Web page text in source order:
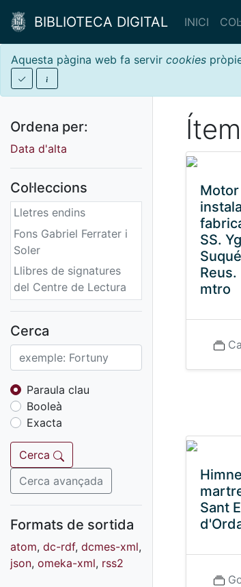
BIBLIOTECA DIGITAL INICI
Aquesta pàgina web fa servir cookies
Ordena per:
Data d'alta
Col·leccions
Lletres endins
Fons Gabriel Ferrater i
Soler
Llibres de signatures
del Centre de Lectura
Fons sonor de Ràdio
Reus
Cartells
Fons audiovisual
Fons local
Fons sonor
Goigs
Fons fotogràfic
Fons d'art
Cerca
Paraula clau
Booleà
Exacta
Cerca
Cerca avançada
Formats de sortida
atom, dc-rdf, dcmes-xml,
json, omeka-xml, rss2
SS.
Reus.
mtro
Sant